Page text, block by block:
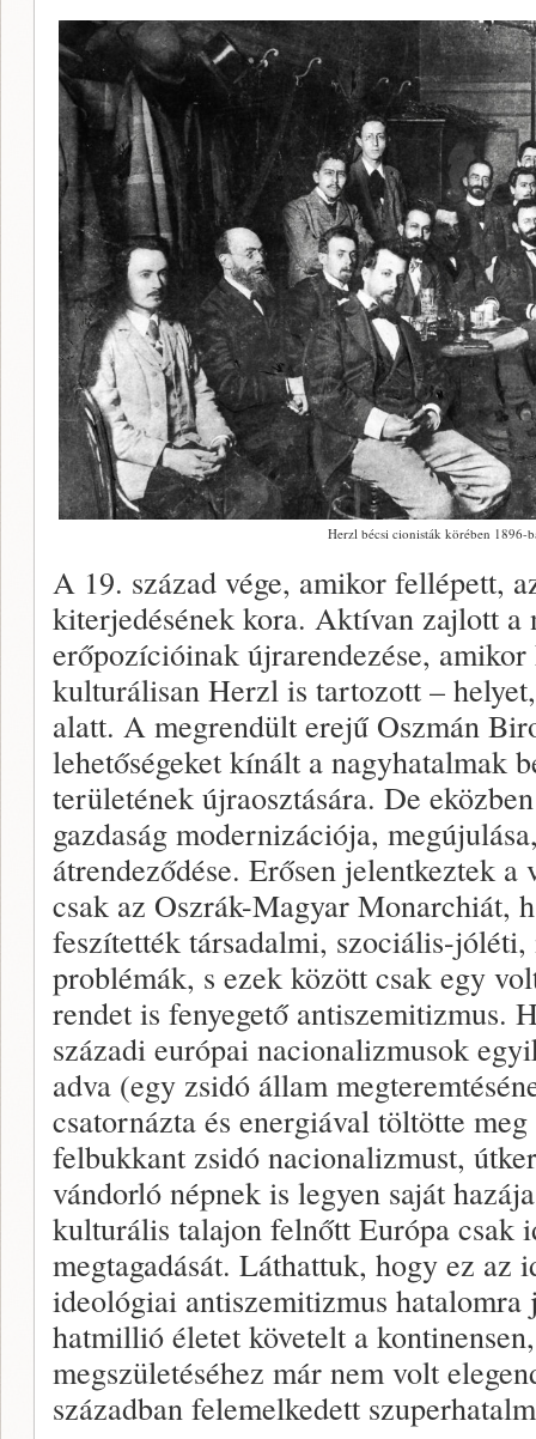
Herzl bécsi cionisták körében 1896-
A 19. század vége, amikor fellépett,
kiterjedésének kora. Aktívan zajlott a
erőpozícióinak újrarendezése, amikor
kulturálisan Herzl is tartozott –
alatt. A megrendült erejű Oszmán
lehetőségeket kínált a nagyhatalmak
területének újraosztására. De
gazdaság modernizációja,
átrendeződése. Erősen jelentkeztek a
csak az Oszrák-Magyar Monarchiát,
feszítették társadalmi, szociális-
problémák, s ezek között csak egy
rendet is fenyegető antiszemitizmus.
századi európai nacionalizmusok
adva (egy zsidó állam
csatornázta és energiával töltötte
felbukkant zsidó nacionalizmust,
vándorló népnek is legyen saját
kulturális talajon felnőtt Európa csak
megtagadását. Láthattuk, hogy ez az
ideológiai antiszemitizmus hatalomra
hatmillió életet követelt a
megszületéséhez már nem volt
században felemelkedett